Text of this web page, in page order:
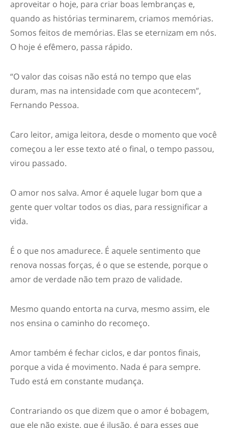
aproveitar o hoje, para criar boas lembranças e,
quando as histórias terminarem, criamos memórias.
Somos feitos de memórias. Elas se eternizam em nós.
O hoje é efêmero, passa rápido.
“O valor das coisas não está no tempo que elas
duram, mas na intensidade com que acontecem”,
Fernando Pessoa.
Caro leitor, amiga leitora, desde o momento que você
começou a ler esse texto até o final, o tempo passou,
virou passado.
O amor nos salva. Amor é aquele lugar bom que a
gente quer voltar todos os dias, para ressignificar a
vida.
É o que nos amadurece. É aquele sentimento que
renova nossas forças, é o que se estende, porque o
amor de verdade não tem prazo de validade.
Mesmo quando entorta na curva, mesmo assim, ele
nos ensina o caminho do recomeço.
Amor também é fechar ciclos, e dar pontos finais,
porque a vida é movimento. Nada é para sempre.
Tudo está em constante mudança.
Contrariando os que dizem que o amor é bobagem,
que ele não existe, que é ilusão, é para esses que